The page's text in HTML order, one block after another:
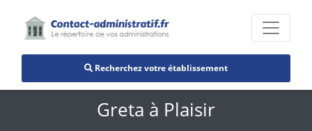
Recherchez votre établissement
Greta à Plaisir